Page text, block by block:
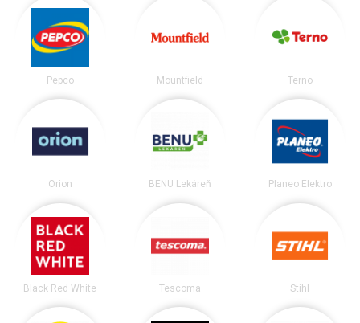
Pepco Mountfield Terno
Orion BENU Lekáreň Planeo Elektro
Black Red White Tescoma Stihl